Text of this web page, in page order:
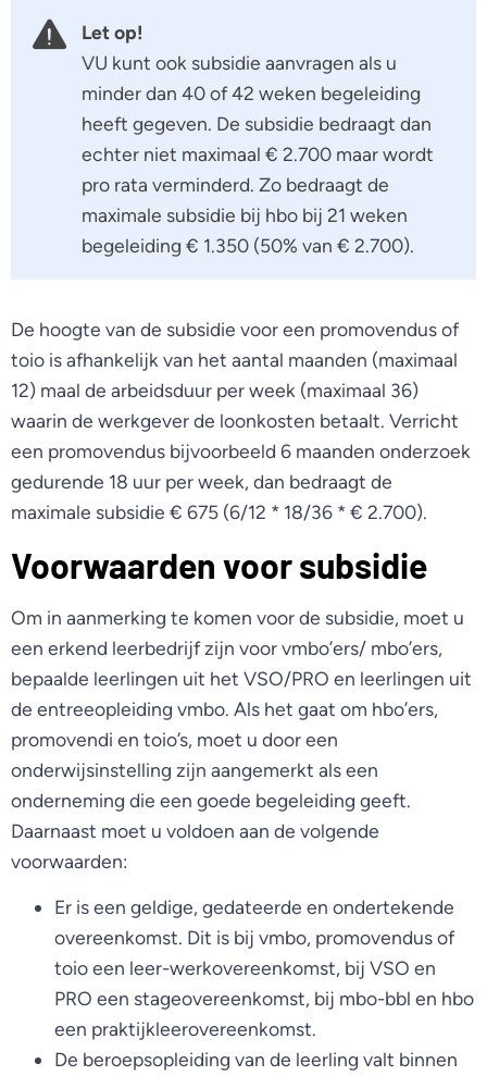
Let op!
VU kunt ook subsidie aanvragen als u
minder dan 40 of 42 weken begeleiding
heeft gegeven. De subsidie bedraagt dan
echter niet maximaal € 2.700 maar wordt
pro rata verminderd. Zo bedraagt de
maximale subsidie bij hbo bij 21 weken
begeleiding € 1.350 (50% van € 2.700).
De hoogte van de subsidie voor een promovendus of
toio is afhankelijk van het aantal maanden (maximaal
12) maal de arbeidsduur per week (maximaal 36)
waarin de werkgever de loonkosten betaalt. Verricht
een promovendus bijvoorbeeld 6 maanden onderzoek
gedurende 18 uur per week, dan bedraagt de
maximale subsidie € 675 (6/12 * 18/36 * € 2.700).
Voorwaarden voor subsidie
Om in aanmerking te komen voor de subsidie, moet u
een erkend leerbedrijf zijn voor vmbo’ers/ mbo’ers,
bepaalde leerlingen uit het VSO/PRO en leerlingen uit
de entreeopleiding vmbo. Als het gaat om hbo’ers,
promovendi en toio’s, moet u door een
onderwijsinstelling zijn aangemerkt als een
onderneming die een goede begeleiding geeft.
Daarnaast moet u voldoen aan de volgende
voorwaarden:
Er is een geldige, gedateerde en ondertekende
overeenkomst. Dit is bij vmbo, promovendus of
toio een leer-werkovereenkomst, bij VSO en
PRO een stageovereenkomst, bij mbo-bbl en hbo
een praktijkleerovereenkomst.
De beroepsopleiding van de leerling valt binnen